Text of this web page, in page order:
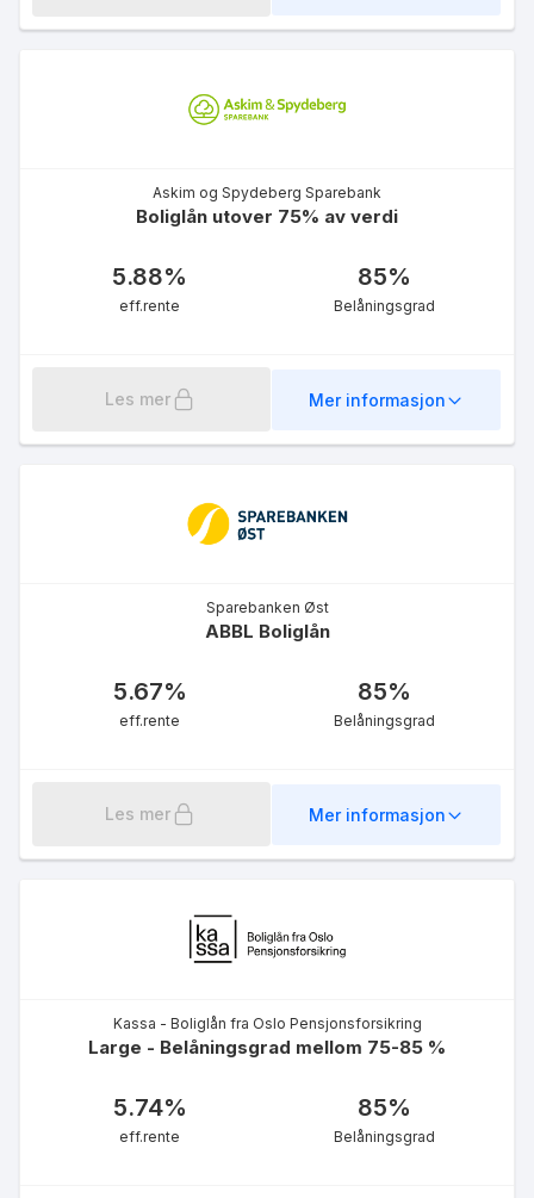
eff.rente
5.15%
eff.rente
Askim og Spydeberg Sparebank
Boliglån utover 75% av verdi
5.88%
eff.rente
85%
Belåningsgrad
Les mer Mer informasjon
Sparebanken Øst
ABBL Boliglån
5.67%
eff.rente
85%
Belåningsgrad
Les mer Mer informasjon
Kassa - Boliglån fra Oslo Pensjonsforsikring
Large - Belåningsgrad mellom 75-85 %
5.74%
eff.rente
85%
Belåningsgrad